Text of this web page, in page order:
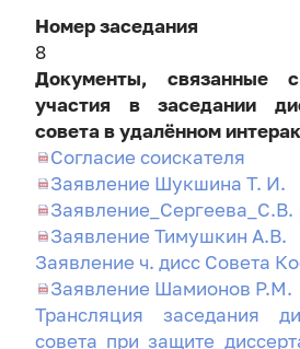
Номер заседания
8
Документы, связанные с
участия в заседании
совета в удалённом
Согласие соискателя
Заявление Шукшина Т. И.
Заявление_Сергеева_С.В.
Заявление Тимушкин А.В.
Заявление ч. дисс Совета
Заявление Шамионов Р.М.
Трансляция заседания
совета при защите